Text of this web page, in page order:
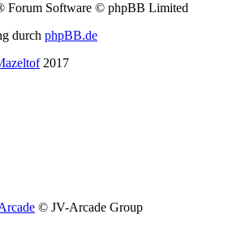
Forum Software © phpBB Limited
durch phpBB.de
2017
© JV-Arcade Group